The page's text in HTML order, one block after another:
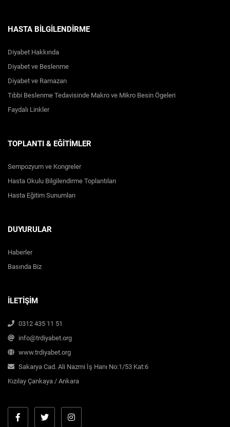
HASTA BİLGİLENDİRME
Diyabet Hakkında
Diyabet ve Beslenme
Diyabet ve Ramazan
Tıbbi Beslenme Tedavisinde Makro ve Mikro Besin Ögeleri
Faydalı Linkler
TOPLANTI & EĞİTİMLER
Sempozyum ve Kongreler
Hasta Okulu Bilgilendirme Toplantıları
Hasta Eğitim Sunumları
DUYURULAR
Haberler
Basında Biz
İLETİŞİM
0312 435 11 51
info@trdiyabet.org
www.trdiyabet.org
Sakarya Cad. Ali Nazmi İş Hanı No:1/53 Kat:6
Kızılay Çankaya / Ankara